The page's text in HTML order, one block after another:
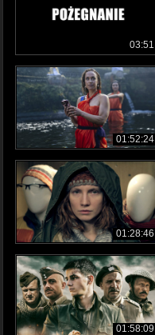
03:51
01:52:24
01:28:46
01:58:09